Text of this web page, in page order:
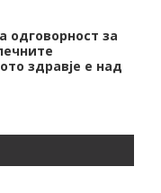
одговорност за
здравје е над